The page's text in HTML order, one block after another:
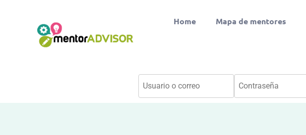
Home Mapa de mentores